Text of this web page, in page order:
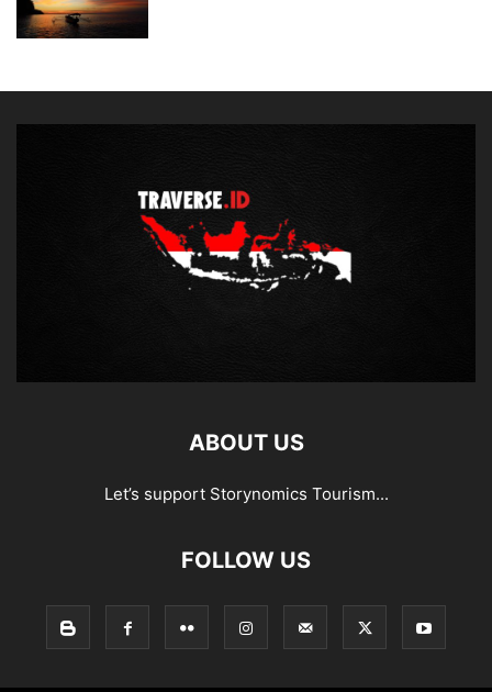
ABOUT US
Let’s support Storynomics Tourism...
FOLLOW US